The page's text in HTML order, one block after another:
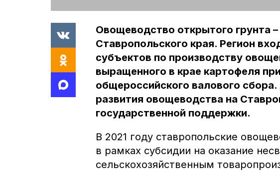
Овощеводство открытого грунта
Ставропольского края. Регион
субъектов по производству
выращенного в крае картофеля
общероссийского валового
развития овощеводства на
государственной поддержки.
В 2021 году ставропольские
в рамках субсидии на оказание
сельскохозяйственным